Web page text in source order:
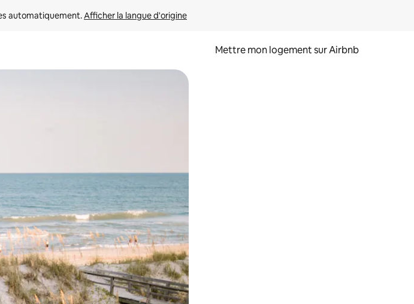
automatiquement. Afficher la langue d'origine
Mettre mon logement sur Airbnb
parcourir ou en appuyant et en faisant glisser.